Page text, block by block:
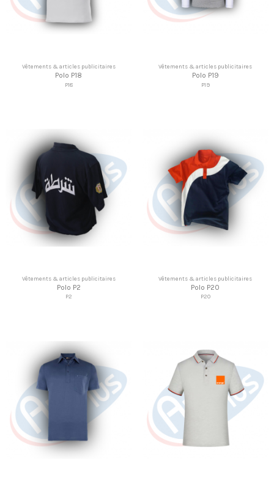
Vêtements & articles publicitaires
Polo P18
P18
Vêtements & articles publicitaires
Polo P19
P19
Vêtements & articles publicitaires
Polo P2
P2
Vêtements & articles publicitaires
Polo P20
P20